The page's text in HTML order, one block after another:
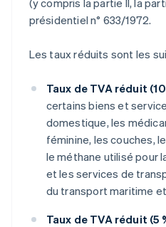
présidentiel n° 633/1972.
Les taux réduits sont les
Taux de TVA réduit (10
certains biens et
domestique, les
féminine, les couches,
le méthane utilisé pour
et les services de
du transport maritime
Taux de TVA réduit (5